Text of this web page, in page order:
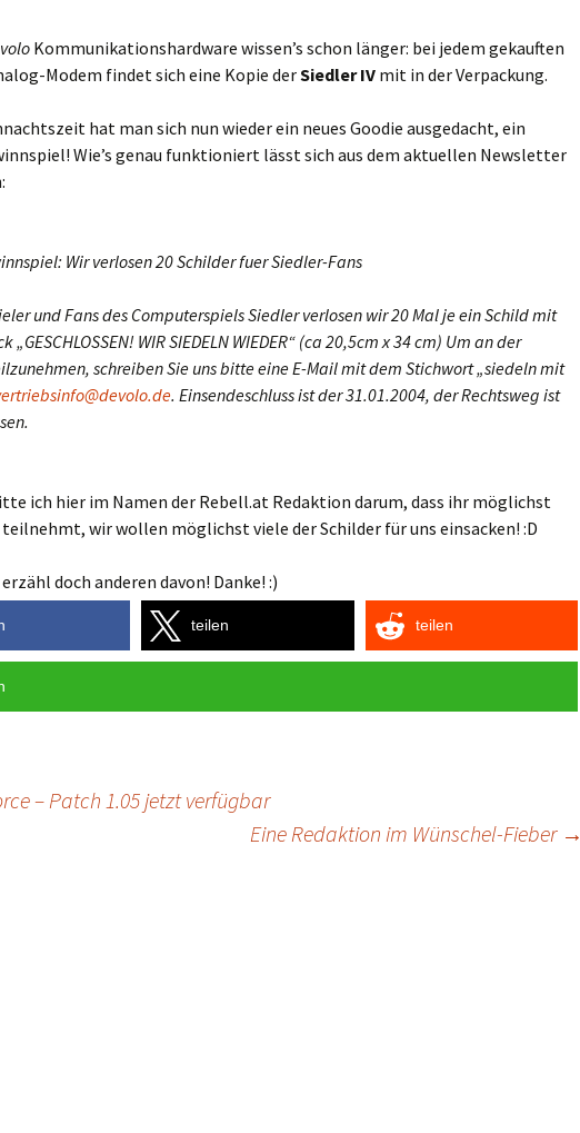
Kommunikationshardware wissen’s schon länger: bei jedem gekauften
Modem findet sich eine Kopie derSiedler IV mit in der Verpackung.
hat man sich nun wieder ein neues Goodie ausgedacht, ein
Wie’s genau funktioniert lässt sich aus dem aktuellen Newsletter
Wir verlosen 20 Schilder fuer Siedler-Fans
und Fans des Computerspiels Siedler verlosen wir 20 Mal je ein Schild mit
„GESCHLOSSEN! WIR SIEDELN WIEDER“ (ca 20,5cm x 34 cm) Um an der
schreiben Sie uns bitte eine E-Mail mit dem Stichwort „siedeln mit
. Einsendeschluss ist der 31.01.2004, der Rechtsweg ist
ich hier im Namen der Rebell.at Redaktion darum, dass ihr möglichst
wir wollen möglichst viele der Schilder für uns einsacken! :D
doch anderen davon! Danke! :)
teilen teilen
– Patch 1.05 jetzt verfügbar
Eine Redaktion im Wünschel-Fieber →